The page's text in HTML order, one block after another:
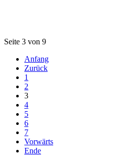
Seite 3 von 9
Anfang
Zurück
1
2
3
4
5
6
7
Vorwärts
Ende